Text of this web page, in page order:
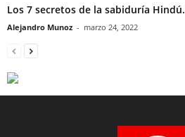
Los 7 secretos de la sabiduría Hindú.
Alejandro Munoz - marzo 24, 2022